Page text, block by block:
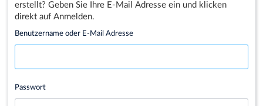
erstellt? Geben Sie Ihre E-Mail Adresse ein und klicken
direkt auf Anmelden.
Benutzername oder E-Mail Adresse
Passwort